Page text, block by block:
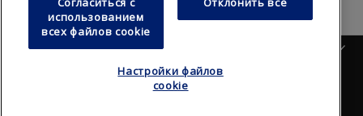
Карта сайта
использованием
всех файлов cookie
Настройки файлов
cookie